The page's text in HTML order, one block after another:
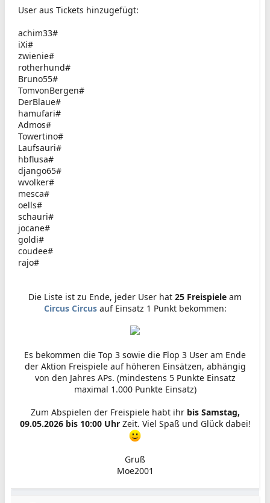
User aus Tickets hinzugefügt:
achim33#
iXi#
zwienie#
rotherhund#
Bruno55#
TomvonBergen#
DerBlaue#
hamufari#
Admos#
Towertino#
Laufsauri#
hbflusa#
django65#
wvolker#
mesca#
oells#
schauri#
jocane#
goldi#
coudee#
rajo#
Die Liste ist zu Ende, jeder User hat 25 Freispiele am
Circus Circusauf Einsatz 1 Punkt bekommen:
Es bekommen die Top 3 sowie die Flop 3 User am Ende
der Aktion Freispiele auf höheren Einsätzen, abhängig
von den Jahres APs. (mindestens 5 Punkte Einsatz
maximal 1.000 Punkte Einsatz)
Zum Abspielen der Freispiele habt ihr bis Samstag,
09.05.2026 bis 10:00 UhrZeit. Viel Spaß und Glück dabei!
Gruß
Moe2001​